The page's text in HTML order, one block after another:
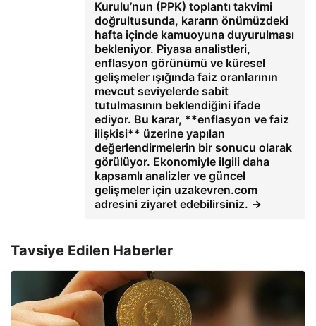
Kurulu’nun (PPK) toplantı takvimi
doğrultusunda, kararın önümüzdeki
hafta içinde kamuoyuna duyurulması
bekleniyor. Piyasa analistleri,
enflasyon görünümü ve küresel
gelişmeler ışığında faiz oranlarının
mevcut seviyelerde sabit
tutulmasının beklendiğini ifade
ediyor. Bu karar, **enflasyon ve faiz
ilişkisi** üzerine yapılan
değerlendirmelerin bir sonucu olarak
görülüyor. Ekonomiyle ilgili daha
kapsamlı analizler ve güncel
gelişmeler için uzakevren.com
adresini ziyaret edebilirsiniz. →
Tavsiye Edilen Haberler